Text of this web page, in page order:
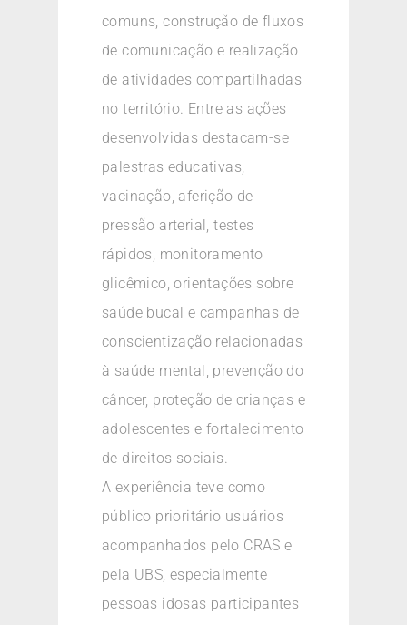
comuns, construção de fluxos
de comunicação e realização
de atividades compartilhadas
no território. Entre as ações
desenvolvidas destacam-se
palestras educativas,
vacinação, aferição de
pressão arterial, testes
rápidos, monitoramento
glicêmico, orientações sobre
saúde bucal e campanhas de
conscientização relacionadas
à saúde mental, prevenção do
câncer, proteção de crianças e
adolescentes e fortalecimento
de direitos sociais.
A experiência teve como
público prioritário usuários
acompanhados pelo CRAS e
pela UBS, especialmente
pessoas idosas participantes